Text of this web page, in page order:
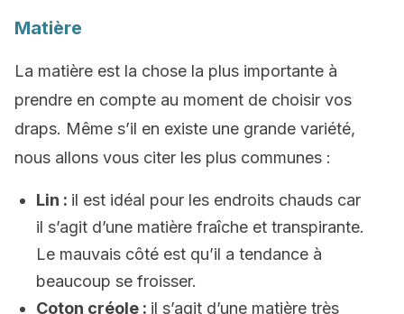
Matière
La matière est la chose la plus importante à
prendre en compte au moment de choisir vos
draps. Même s’il en existe une grande variété,
nous allons vous citer les plus communes :
Lin : il est idéal pour les endroits chauds car
il s’agit d’une matière fraîche et transpirante.
Le mauvais côté est qu’il a tendance à
beaucoup se froisser.
Coton créole : il s’agit d’une matière très